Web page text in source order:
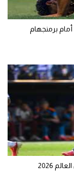
برمنجهام
2026